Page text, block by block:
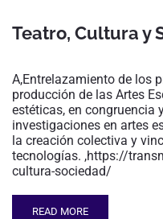
Teatro, Cultura y
A,Entrelazamiento de los
producción de las Artes
estéticas, en congruencia
investigaciones en artes
la creación colectiva y
tecnologías. ,https://
cultura-sociedad/
READ MORE